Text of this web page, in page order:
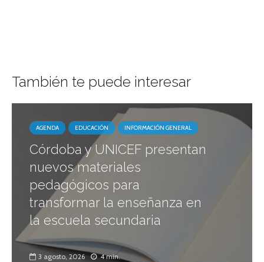
También te puede interesar
AGENDA EDUCACIÓN INFORMACIÓN GENERAL
Córdoba y UNICEF presentan
nuevos materiales
pedagógicos para
transformar la enseñanza en
la escuela secundaria
3 agosto, 2026 4 min.